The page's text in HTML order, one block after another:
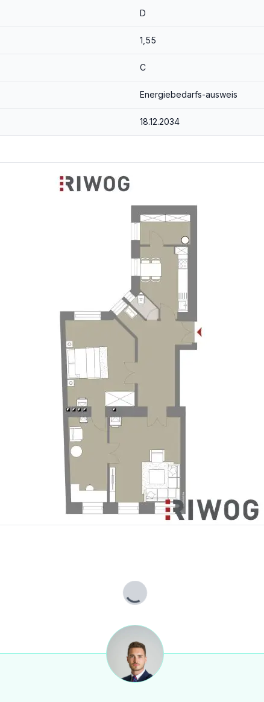
Barauslagen)
Kontakt aufnehmen!
wie z.B. der Lage. Sehr gerne sind wir auf diesem Wege bereit, uns um sämtliche Anliegen rasch und kompetent zu kümmern.
Der Vermittler ist als Doppelmakler tätig.
D
1,55
C
Energiebedarfs-ausweis
18.12.2034
Lade...